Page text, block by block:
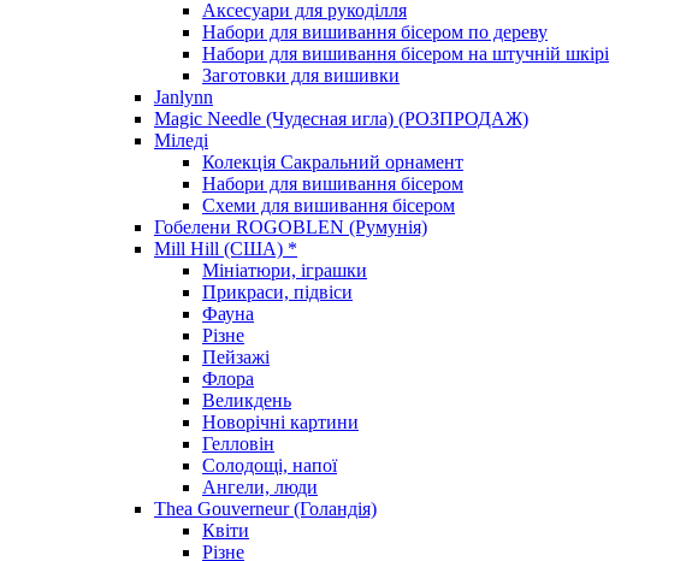
Аксесуари для рукоділля
Набори для вишивання бісером по дереву
Набори для вишивання бісером на штучній шкірі
Заготовки для вишивки
Janlynn
Magic Needle (Чудесная игла) (РОЗПРОДАЖ)
Міледі
Колекція Сакральний орнамент
Набори для вишивання бісером
Схеми для вишивання бісером
Гобелени ROGOBLEN (Румунія)
Mill Hill (США) *
Мініатюри, іграшки
Прикраси, підвіси
Фауна
Різне
Пейзажі
Флора
Великдень
Новорічні картини
Гелловін
Солодощі, напої
Ангели, люди
Thea Gouverneur (Голандія)
Квіти
Різне